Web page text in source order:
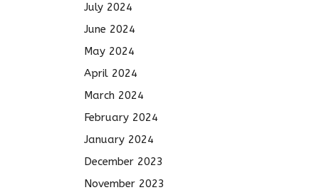
July 2024
June 2024
May 2024
April 2024
March 2024
February 2024
January 2024
December 2023
November 2023